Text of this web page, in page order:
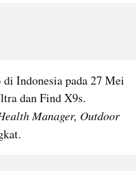
Indonesia pada 27 Mei
Manager, Outdoor